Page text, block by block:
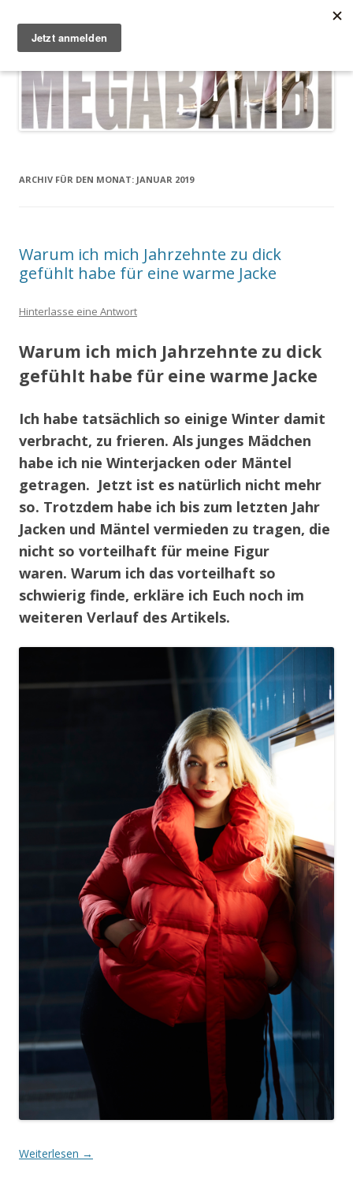
Megabambi
ARCHIV FÜR DEN MONAT: JANUAR 2019
Warum ich mich Jahrzehnte zu dick
gefühlt habe für eine warme Jacke
Hinterlasse eine Antwort
Warum ich mich Jahrzehnte zu dick
gefühlt habe für eine warme Jacke
Ich habe tatsächlich so einige Winter damit
verbracht, zu frieren. Als junges Mädchen
habe ich nie Winterjacken oder Mäntel
getragen. Jetzt ist es natürlich nicht mehr
so. Trotzdem habe ich bis zum letzten Jahr
Jacken und Mäntel vermieden zu tragen, die
nicht so vorteilhaft für meine Figur
waren. Warum ich das vorteilhaft so
schwierig finde, erkläre ich Euch noch im
weiteren Verlauf des Artikels.
Weiterlesen →